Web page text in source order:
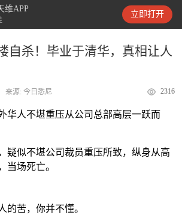
维APP
立即打开
天维新闻
自杀！毕业于清华，真相让人
来源: 今日悉尼 2316
华人不堪重压从公司总部高层一跃而
疑似不堪公司裁员重压所致，纵身从高
当场死亡。
的苦，你并不懂。